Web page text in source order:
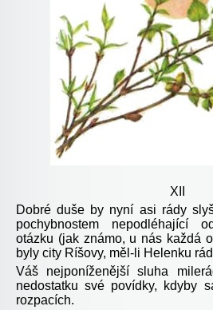
XII
Dobré duše by nyní asi rády
pochybnostem nepodléhající
otázku (jak známo, u nás každá
byly city Ríšovy, měl-li Helenku
Váš nejponíženější sluha
nedostatku své povídky, kdyby
rozpacích.